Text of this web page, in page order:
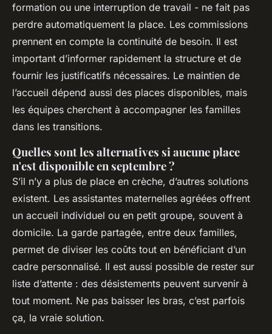
formation ou une interruption de travail - ne fait pas
perdre automatiquement la place. Les commissions
prennent en compte la continuité de besoin. Il est
important d’informer rapidement la structure et de
fournir les justificatifs nécessaires. Le maintien de
l’accueil dépend aussi des places disponibles, mais
les équipes cherchent à accompagner les familles
dans les transitions.
Quelles sont les alternatives si aucune place
n'est disponible en septembre ?
S’il n’y a plus de place en crèche, d’autres solutions
existent. Les assistantes maternelles agréées offrent
un accueil individuel ou en petit groupe, souvent à
domicile. La garde partagée, entre deux familles,
permet de diviser les coûts tout en bénéficiant d’un
cadre personnalisé. Il est aussi possible de rester sur
liste d’attente : des désistements peuvent survenir à
tout moment. Ne pas baisser les bras, c’est parfois
ça, la vraie solution.